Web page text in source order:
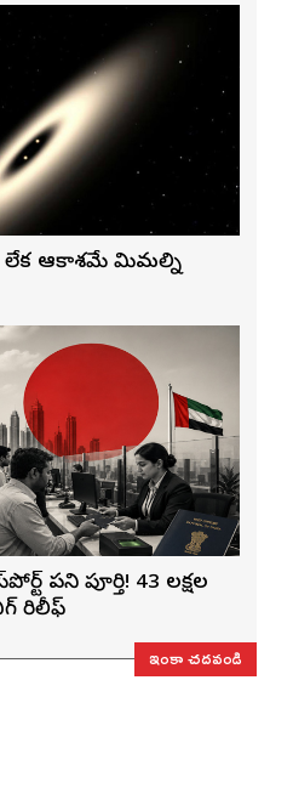
లేక ఆకాశమే మిమ్మల్ని
పని పూర్తి! 43 లక్షల
రిలీఫ్
ఇంకా చదవండి